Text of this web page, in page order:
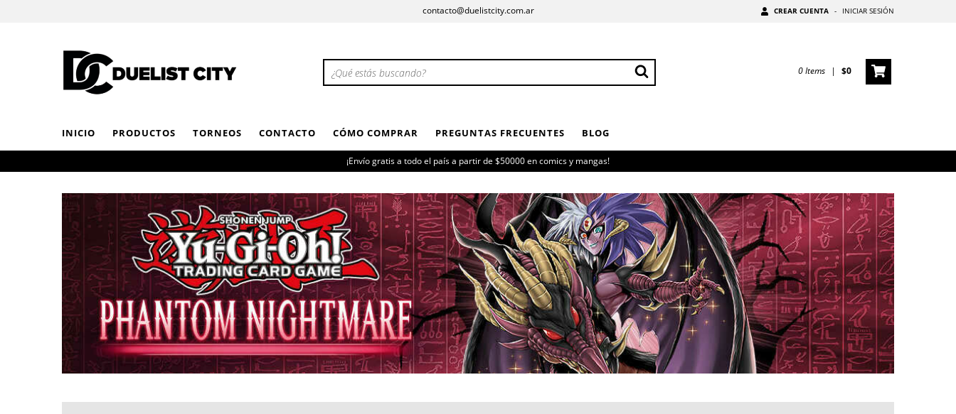
contacto@duelistcity.com.ar CREAR CUENTA - INICIAR SESIÓN
0Items | $0
INICIO PRODUCTOS TORNEOS CONTACTO CÓMO COMPRAR PREGUNTAS FRECUENTES BLOG
¡Envío gratis a todo el país a partir de $50000 en comics y mangas!